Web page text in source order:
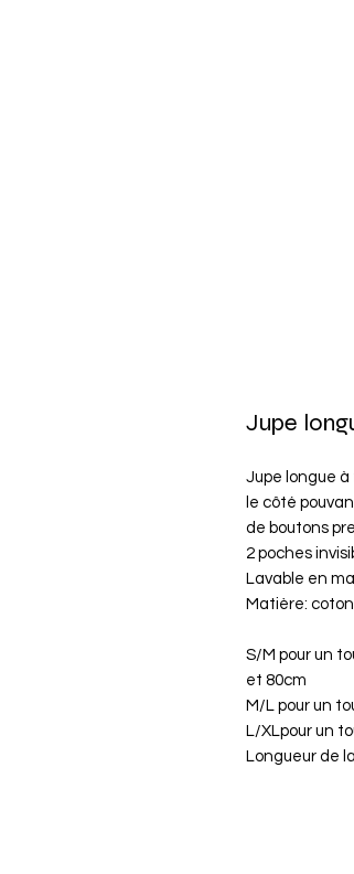
Jupe
Jupe longue
le côté
de boutons
2 poches
Lavable en
Matière: coton
S/M pour un
et 80cm
M/L pour un
L/XLpour un
Longueur de